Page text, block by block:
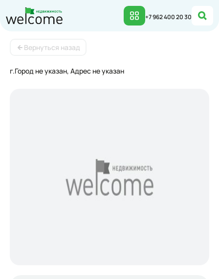
Объект недвижимости | Welcome
+7 962 400 20 30
Вернуться назад
г.Город не указан, Адрес не указан